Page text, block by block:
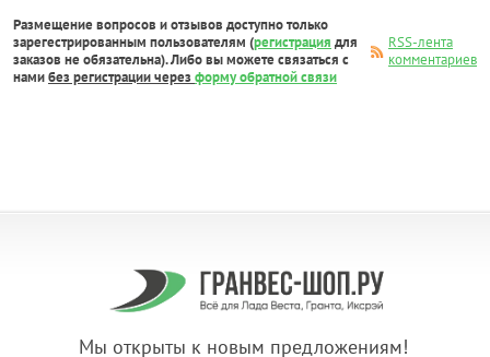
Размещение вопросов и отзывов доступно только
зарегестрированным пользователям (регистрация для
заказов не обязательна). Либо вы можете связаться с
намибез регистрации через форму обратной связи
RSS-лента
комментариев
Мы открыты к новым предложениям!